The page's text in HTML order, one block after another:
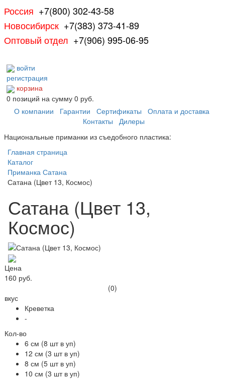
Россия +7(800) 302-43-58
Новосибирск +7(383) 373-41-89
Оптовый отдел +7(906) 995-06-95
войти
регистрация
корзина
0 позиций на сумму 0 руб.
О компании
Гарантии Сертификаты
Оплата и доставка
Контакты
Дилеры
Национальные приманки из съедобного пластика:
Главная страница
Каталог
Приманка Сатана
Сатана (Цвет 13, Космос)
Сатана (Цвет 13,
Космос)
Цена
160 руб.
(0)
вкус
Креветка
-
Кол-во
6 см (8 шт в уп)
12 см (3 шт в уп)
8 см (5 шт в уп)
10 см (3 шт в уп)